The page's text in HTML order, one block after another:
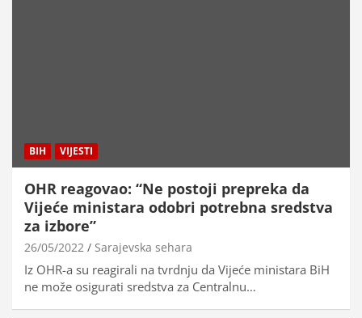
BIH VIJESTI
OHR reagovao: “Ne postoji prepreka da
Vijeće ministara odobri potrebna sredstva
za izbore”
26/05/2022 Sarajevska sehara
Iz OHR-a su reagirali na tvrdnju da Vijeće ministara BiH
ne može osigurati sredstva za Centralnu…